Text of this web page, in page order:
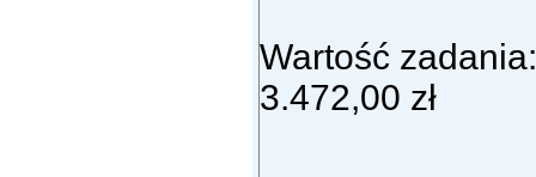
Wartość zadania:
3.472,00 zł